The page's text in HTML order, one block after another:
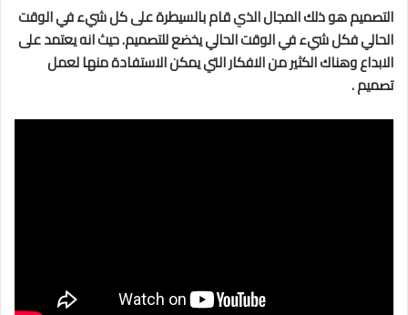
التصميم هو ذلك المجال الذي قام بالسيطرة على كل شيء في الوقت
الحالي فكل شيء في الوقت الحالي يخضع للتصميم. حيث انه يعتمد على
الابداع وهناك الكثير من الافكار التي يمكن الاستفادة منها لعمل
تصميم .